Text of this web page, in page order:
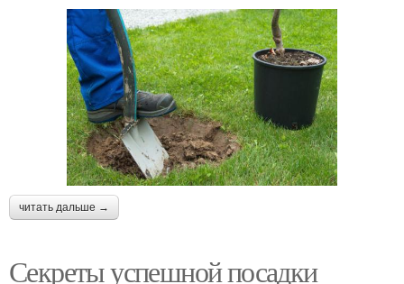
читать дальше →
Секреты успешной посадки